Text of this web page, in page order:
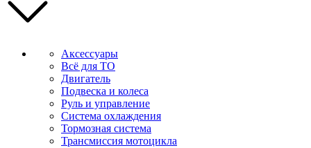
Аксессуары
Всё для ТО
Двигатель
Подвеска и колеса
Руль и управление
Система охлаждения
Тормозная система
Трансмиссия мотоцикла